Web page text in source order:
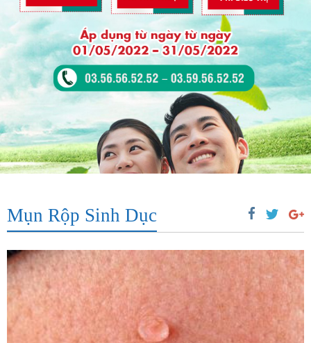
Mụn Rộp Sinh Dục